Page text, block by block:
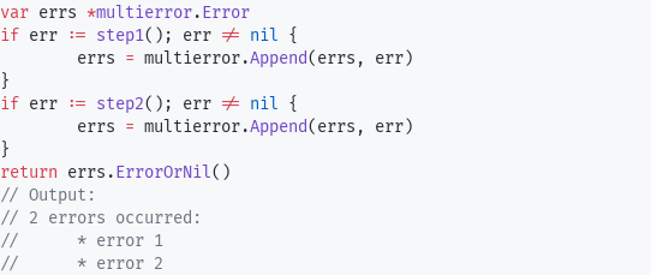
var errs *multierror.Error
if err := step1(); err != nil {
	errs
= multierror.Append(errs, err)
}
if err := step2(); err != nil {
	errs
= multierror.Append(errs, err)
}
return errs.ErrorOrNil()
// Output:
// 2 errors occurred:
//	* error 1
//	* error 2